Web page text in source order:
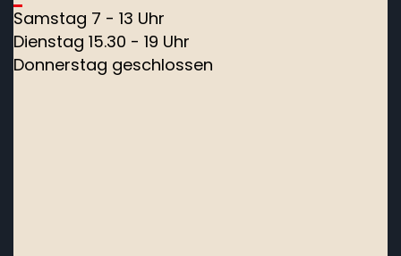
Samstag 7 - 13 Uhr
Dienstag 15.30 - 19 Uhr
Donnerstag geschlossen